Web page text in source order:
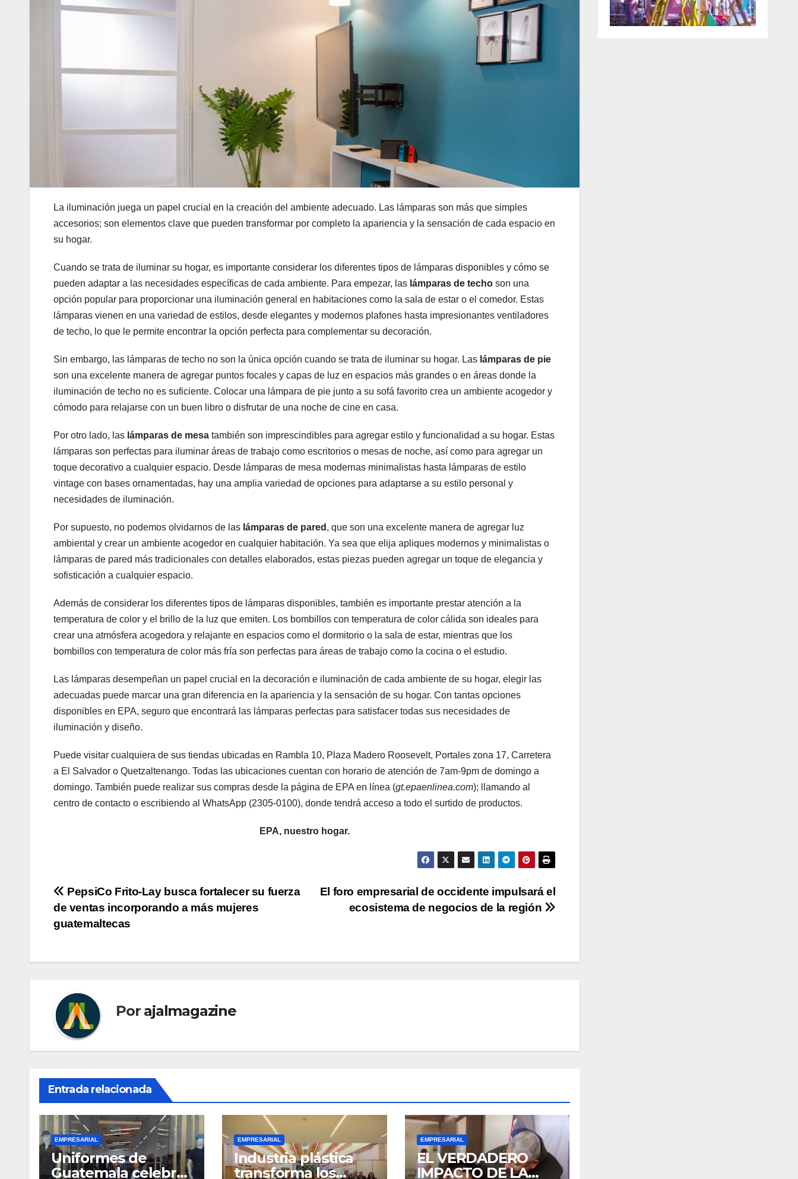
La iluminación juega un papel crucial en la creación del ambiente adecuado. Las lámparas son más que simples
accesorios; son elementos clave que pueden transformar por completo la apariencia y la sensación de cada espacio en
su hogar.
Cuando se trata de iluminar su hogar, es importante considerar los diferentes tipos de lámparas disponibles y cómo se
pueden adaptar a las necesidades específicas de cada ambiente. Para empezar, las lámparas de techo son una
opción popular para proporcionar una iluminación general en habitaciones como la sala de estar o el comedor. Estas
lámparas vienen en una variedad de estilos, desde elegantes y modernos plafones hasta impresionantes ventiladores
de techo, lo que le permite encontrar la opción perfecta para complementar su decoración.
Sin embargo, las lámparas de techo no son la única opción cuando se trata de iluminar su hogar. Las lámparas de pie
son una excelente manera de agregar puntos focales y capas de luz en espacios más grandes o en áreas donde la
iluminación de techo no es suficiente. Colocar una lámpara de pie junto a su sofá favorito crea un ambiente acogedor y
cómodo para relajarse con un buen libro o disfrutar de una noche de cine en casa.
Por otro lado, las lámparas de mesa también son imprescindibles para agregar estilo y funcionalidad a su hogar. Estas
lámparas son perfectas para iluminar áreas de trabajo como escritorios o mesas de noche, así como para agregar un
toque decorativo a cualquier espacio. Desde lámparas de mesa modernas minimalistas hasta lámparas de estilo
vintage con bases ornamentadas, hay una amplia variedad de opciones para adaptarse a su estilo personal y
necesidades de iluminación.
Por supuesto, no podemos olvidarnos de las lámparas de pared , que son una excelente manera de agregar luz
ambiental y crear un ambiente acogedor en cualquier habitación. Ya sea que elija apliques modernos y minimalistas o
lámparas de pared más tradicionales con detalles elaborados, estas piezas pueden agregar un toque de elegancia y
sofisticación a cualquier espacio.
Además de considerar los diferentes tipos de lámparas disponibles, también es importante prestar atención a la
temperatura de color y el brillo de la luz que emiten. Los bombillos con temperatura de color cálida son ideales para
crear una atmósfera acogedora y relajante en espacios como el dormitorio o la sala de estar, mientras que los
bombillos con temperatura de color más fría son perfectas para áreas de trabajo como la cocina o el estudio.
Las lámparas desempeñan un papel crucial en la decoración e iluminación de cada ambiente de su hogar, elegir las
adecuadas puede marcar una gran diferencia en la apariencia y la sensación de su hogar. Con tantas opciones
disponibles en EPA, seguro que encontrará las lámparas perfectas para satisfacer todas sus necesidades de
iluminación y diseño.
Puede visitar cualquiera de sus tiendas ubicadas en Rambla 10, Plaza Madero Roosevelt, Portales zona 17, Carretera
a El Salvador o Quetzaltenango. Todas las ubicaciones cuentan con horario de atención de 7am-9pm de domingo a
domingo. También puede realizar sus compras desde la página de EPA en línea (gt.epaenlinea.com); llamando al
centro de contacto o escribiendo al WhatsApp (2305-0100), donde tendrá acceso a todo el surtido de productos.
EPA, nuestro hogar.
Navegación
de
El foro empresarial de occidente impulsará el
ecosistema de negocios de la región
PepsiCo Frito-Lay busca fortalecer su fuerza
de ventas incorporando a más mujeres
guatemaltecas
Por ajalmagazine
Entrada relacionada
EMPRESARIAL
Uniformes de
Guatemala celebra
EMPRESARIAL
Industria plástica
transforma los
EMPRESARIAL
EL VERDADERO
IMPACTO DE LA